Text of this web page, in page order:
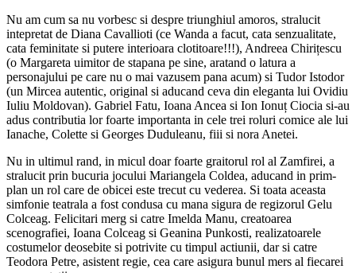
Nu am cum sa nu vorbesc si despre triunghiul amoros, stralucit
intepretat de Diana Cavallioti (ce Wanda a facut, cata senzualitate,
cata feminitate si putere interioara clotitoare!!!), Andreea Chirițescu
(o Margareta uimitor de stapana pe sine, aratand o latura a
personajului pe care nu o mai vazusem pana acum) si Tudor Istodor
(un Mircea autentic, original si aducand ceva din eleganta lui Ovidiu
Iuliu Moldovan). Gabriel Fatu, Ioana Ancea si Ion Ionuț Ciocia si-au
adus contributia lor foarte importanta in cele trei roluri comice ale lui
Ianache, Colette si Georges Duduleanu, fiii si nora Anetei.
Nu in ultimul rand, in micul doar foarte graitorul rol al Zamfirei, a
stralucit prin bucuria jocului Mariangela Coldea, aducand in prim-
plan un rol care de obicei este trecut cu vederea. Si toata aceasta
simfonie teatrala a fost condusa cu mana sigura de regizorul Gelu
Colceag. Felicitari merg si catre Imelda Manu, creatoarea
scenografiei, Ioana Colceag si Geanina Punkosti, realizatoarele
costumelor deosebite si potrivite cu timpul actiunii, dar si catre
Teodora Petre, asistent regie, cea care asigura bunul mers al fiecarei